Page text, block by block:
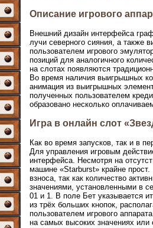
Описание игрового
Внешний дизайн интерфейса
лучи северного сияния, а также
пользователем игрового
позиций для аналогичного
на слотах появляются
Во время наличия выигрышных
анимация из выигрышных
полученных пользователем
образовано несколько
Игра в онлайн слот
Как во время запусков, так и в
Для управления игровым
интерфейса. Несмотря на
машине «Starburst» крайне
взноса, так как количество
значениями, установленными в
01 и 1. В поле Бет указывается
из трёх больших кнопок,
пользователем игрового
на самых высоких значениях